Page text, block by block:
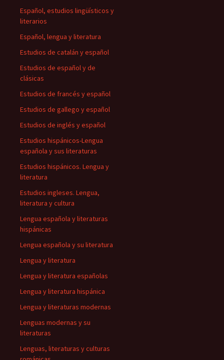
Español, estudios lingüísticos y
literarios
Español, lengua y literatura
Estudios de catalán y español
Estudios de español y de
clásicas
Estudios de francés y español
Estudios de gallego y español
Estudios de inglés y español
Estudios hispánicos-Lengua
española y sus literaturas
Estudios hispánicos. Lengua y
literatura
Estudios ingleses. Lengua,
literatura y cultura
Lengua española y literaturas
hispánicas
Lengua española y su literatura
Lengua y literatura
Lengua y literatura españolas
Lengua y literatura hispánica
Lengua y literaturas modernas
Lenguas modernas y su
literaturas
Lenguas, literaturas y culturas